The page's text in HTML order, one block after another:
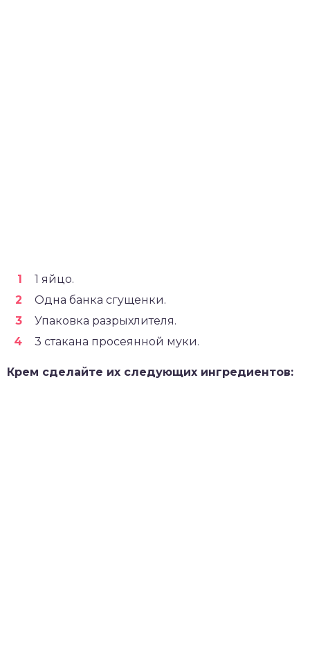
1 яйцо.
Одна банка сгущенки.
Упаковка разрыхлителя.
3 стакана просеянной муки.
Крем сделайте их следующих ингредиентов: